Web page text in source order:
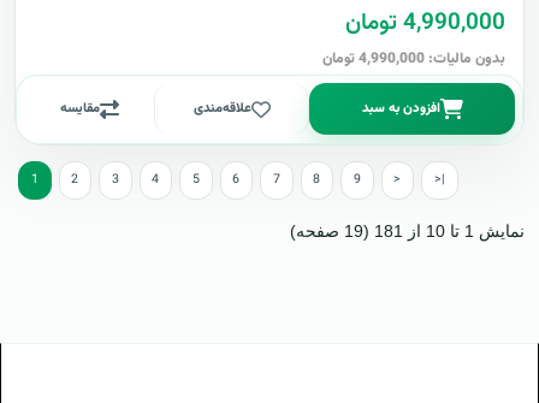
4,990,000 تومان
بدون مالیات: 4,990,000 تومان
افزودن به سبد علاقه‌مندی مقایسه
1 2 3 4 5 6 7 8 9 > >|
نمایش 1 تا 10 از 181 (19 صفحه)